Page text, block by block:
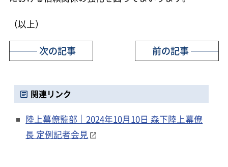
（以上）
前の記事
次の記事
関連リンク
陸上幕僚監部｜2024年10月10日 森下陸上幕僚
長 定例記者会見